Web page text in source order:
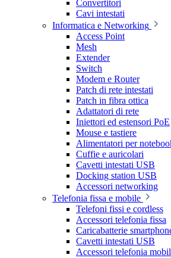
Convertitori
Cavi intestati
Informatica e Networking
Access Point
Mesh
Extender
Switch
Modem e Router
Patch di rete intestati
Patch in fibra ottica
Adattatori di rete
Iniettori ed estensori PoE
Mouse e tastiere
Alimentatori per
Cuffie e auricolari
Cavetti intestati USB
Docking station USB
Accessori networking
Telefonia fissa e mobile
Telefoni fissi e cordless
Accessori telefonia fissa
Caricabatterie
Cavetti intestati USB
Accessori telefonia